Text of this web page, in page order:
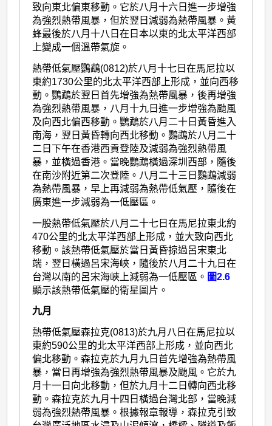
致向東北偏東移動。它於八月十六日進一步增強
為強烈熱帶風暴，但於翌日減弱為熱帶風暴。黃
蜂最後於八月十八日在日本以東的北太平洋西部
上變成一個溫帶氣旋。
熱帶低氣壓鸚鵡(0812)於八月十七日在馬尼拉以
東約1730公里的北太平洋西部上形成，並向西移
動。鸚鵡於翌日首先增強為熱帶風暴，後再增強
為強烈熱帶風暴，八月十九日進一步增強為颱風
及向西北偏西移動。鸚鵡於八月二十日黃昏進入
南海，翌日黃昏轉向西北移動。鸚鵡於八月二十
二日下午在香港西貢登陸及減弱為強烈熱帶風
暴，並橫過香港。當晚鸚鵡橫過深圳西部，隨後
在南沙附近第二次登陸。八月二十三日鸚鵡減弱
為熱帶風暴，早上再減弱為熱帶低氣壓，隨後在
廣東進一步減弱為一低壓區。
一股熱帶低氣壓於八月二十七日在馬尼拉東北約
470公里的北太平洋西部上形成，並大致向西北
移動。該熱帶低氣壓於當日黃昏掠過呂宋東北
端，翌日橫過呂宋海峽，隨後於八月二十九日在
台灣以南的呂宋海峽上減弱為一低壓區。 圖2.6
顯示該熱帶低氣壓的衛星圖片。
九月
熱帶低氣壓森拉克(0813)於九月八日在馬尼拉以
東約590公里的北太平洋西部上形成，並向西北
偏北移動。森拉克於九月九日首先增強為熱帶風
暴，當日再增強為強烈熱帶風暴及颱風。它於九
月十一日向北移動，但於九月十二日轉向西北移
動。森拉克於九月十四日橫過台灣北部，當晚減
弱為強烈熱帶風暴。根據報章報導，森拉克引致